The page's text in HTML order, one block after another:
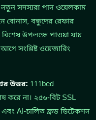
নতুন সদস্যরা পান ওয়েলকাম
বোনাস, বন্ধুদের রেফার
উপলক্ষে পাওয়া যায়
সংশ্লিষ্ট ওয়েজারিং
উত্তর: 111bed
করে না। ২৫৬-বিট SSL
এবং AI-চালিত ফ্রড ডিটেকশন